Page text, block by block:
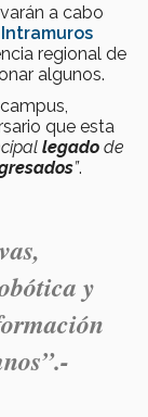
a cabo
regional de
algunos.
que esta
legado de
”.
y